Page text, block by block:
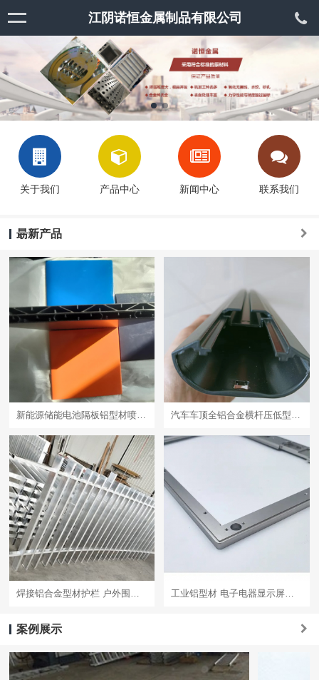
江阴诺恒金属制品有限公司
关于我们 产品中心 新闻中心 联系我们
朂新产品
新能源储能电池隔板铝型材喷绝缘粉 汽车车顶全铝合金横杆压低型车载车顶架型材定制加工
焊接铝合金型材护栏 户外围栏定制 工业铝型材 电子电器显示屏铝合金外壳边框 阳极氧化
案例展示